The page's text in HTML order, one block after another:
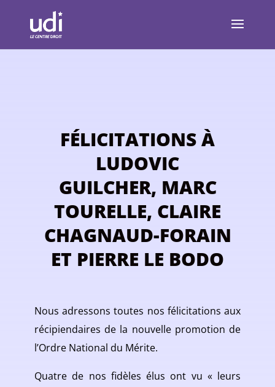
FÉLICITATIONS À
LUDOVIC
GUILCHER, MARC
TOURELLE, CLAIRE
CHAGNAUD-FORAIN
ET PIERRE LE BODO
Nous adressons toutes nos félicitations aux
récipiendaires de la nouvelle promotion de
l’Ordre National du Mérite.
Quatre de nos fidèles élus ont vu « leurs